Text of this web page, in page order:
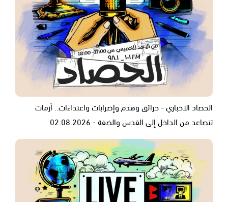
الحصاد الاخباري - حرائق وهدم وإضرابات واعتداءات.. أزمات
تتصاعد من الداخل إلى القدس والضفة - 02.08.2026